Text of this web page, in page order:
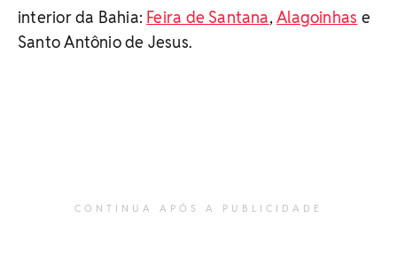
interior da Bahia: Feira de Santana,Alagoinhas e
Santo Antônio de Jesus.
CONTINUA APÓS A PUBLICIDADE